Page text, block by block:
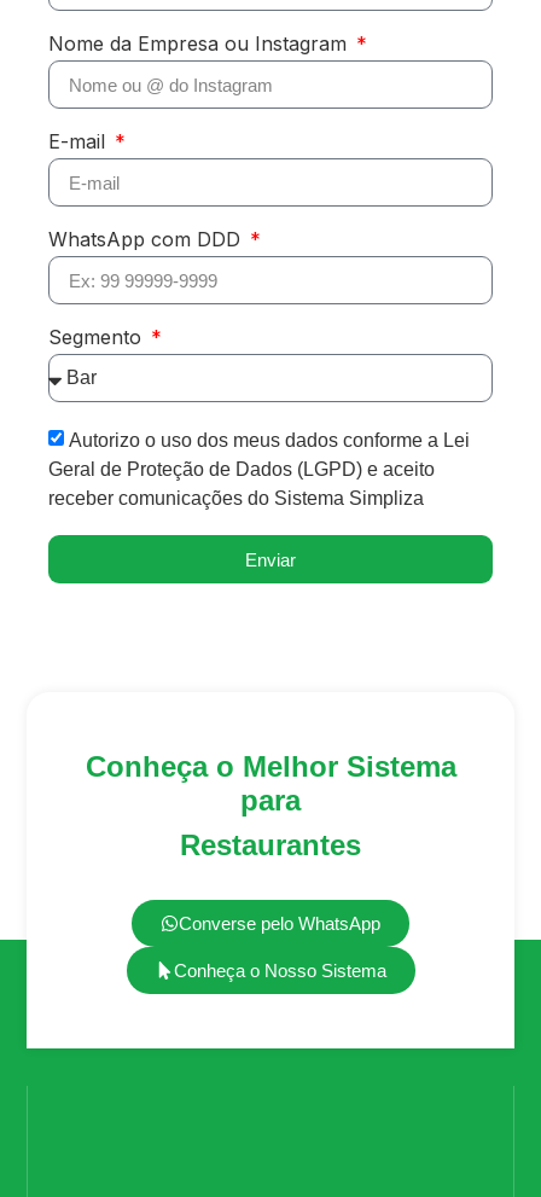
Nome da Empresa ou Instagram
E-mail
WhatsApp com DDD
Segmento
Autorizo o uso dos meus dados conforme a Lei
Geral de Proteção de Dados (LGPD) e aceito
receber comunicações do Sistema Simpliza
Enviar
Conheça o Melhor Sistema
para
Restaurantes
Converse pelo WhatsApp
Conheça o Nosso Sistema